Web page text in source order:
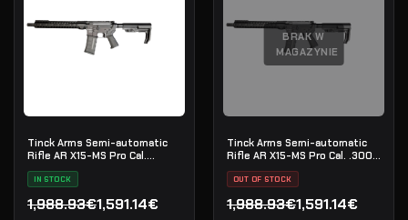
Tinck Arms Semi-automatic
Rifle AR X15-MS Pro Cal.
IN STOCK
1,988.93€
Pierwotna cena wynosiła: 1,988.93€.
1,591.14€
Aktualna cena wynosi: 1,591.14€.
BRAK W
MAGAZYNIE
Tinck Arms Semi-automatic
Rifle AR X15-MS Pro Cal. .300
OUT OF STOCK
1,988.93€
Pierwotna cena
1,591.14€
Aktualna cena wynosi: